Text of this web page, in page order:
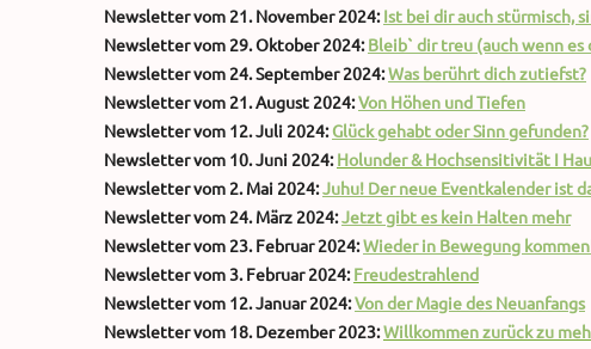
Newsletter vom 21. November 2024:Ist bei dir auch stürmisch,
Newsletter vom 29. Oktober 2024:Bleib` dir treu (auch wenn
Newsletter vom 24. September 2024:Was berührt dich zutiefst?
Newsletter vom 21. August 2024:Von Höhen und Tiefen
Newsletter vom 12. Juli 2024:Glück gehabt oder Sinn gefunden?
Newsletter vom 10. Juni 2024:Holunder & Hochsensitivität I
Newsletter vom 2. Mai 2024:Juhu! Der neue Eventkalender ist
Newsletter vom 24. März 2024:Jetzt gibt es kein Halten mehr
Newsletter vom 23. Februar 2024:Wieder in Bewegung
Newsletter vom 3. Februar 2024:Freudestrahlend
Newsletter vom 12. Januar 2024:Von der Magie des Neuanfangs
Newsletter vom 18. Dezember 2023:Willkommen zurück zu